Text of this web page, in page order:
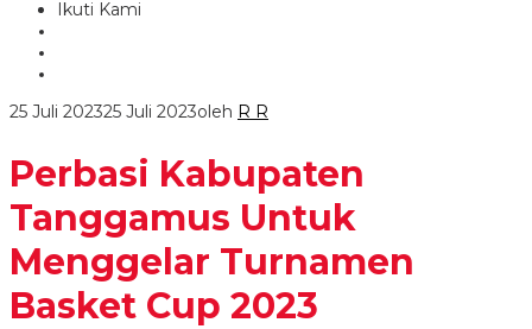
Ikuti Kami
25 Juli 202325 Juli 2023oleh R R
Perbasi Kabupaten
Tanggamus Untuk
Menggelar Turnamen
Basket Cup 2023